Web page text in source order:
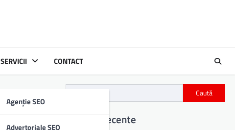
SERVICII
Agenție SEO
Advertoriale SEO
CONTACT
Caută
Articole recente